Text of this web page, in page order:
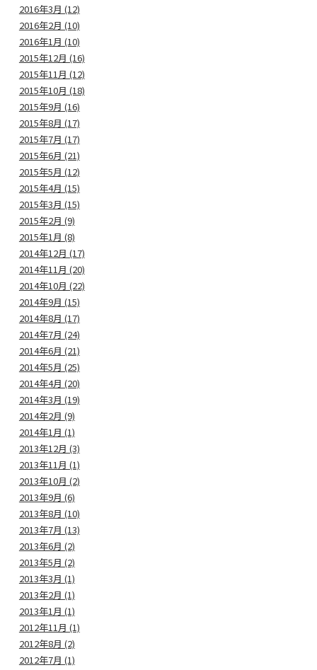
2016年3月 (12)
2016年2月 (10)
2016年1月 (10)
2015年12月 (16)
2015年11月 (12)
2015年10月 (18)
2015年9月 (16)
2015年8月 (17)
2015年7月 (17)
2015年6月 (21)
2015年5月 (12)
2015年4月 (15)
2015年3月 (15)
2015年2月 (9)
2015年1月 (8)
2014年12月 (17)
2014年11月 (20)
2014年10月 (22)
2014年9月 (15)
2014年8月 (17)
2014年7月 (24)
2014年6月 (21)
2014年5月 (25)
2014年4月 (20)
2014年3月 (19)
2014年2月 (9)
2014年1月 (1)
2013年12月 (3)
2013年11月 (1)
2013年10月 (2)
2013年9月 (6)
2013年8月 (10)
2013年7月 (13)
2013年6月 (2)
2013年5月 (2)
2013年3月 (1)
2013年2月 (1)
2013年1月 (1)
2012年11月 (1)
2012年8月 (2)
2012年7月 (1)